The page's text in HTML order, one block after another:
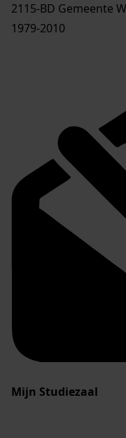
2115-BD Gemeente
1979-2010
Mijn Studiezaal